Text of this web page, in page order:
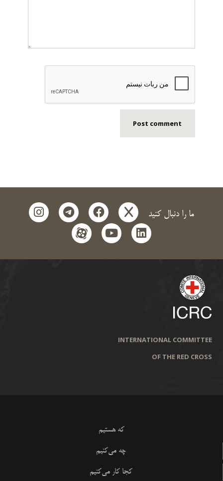
ما را دنبال کنید x
facebook
telegram
instagram
linkedin
youtube
aparat
INTERNATIONAL COMMITTEE
OF THE RED CROSS
که هستیم
چه می‌کنیم
کجا کار می‌کنیم